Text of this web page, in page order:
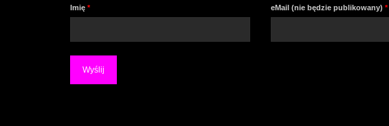
Imię * eMail (nie będzie publikowany)*